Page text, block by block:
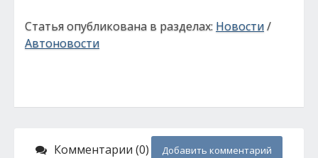
Статья опубликована в разделах: Новости/
Автоновости
Комментарии (0) Добавить комментарий